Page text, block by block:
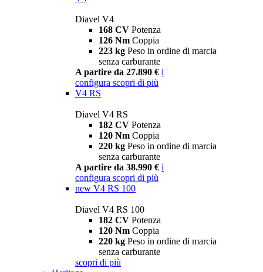
Diavel V4
168 CV Potenza
126 Nm Coppia
223 kg Peso in ordine di marcia
senza carburante
A partire da 27.890 € i
configura scopri di più
V4 RS
Diavel V4 RS
182 CV Potenza
120 Nm Coppia
220 kg Peso in ordine di marcia
senza carburante
A partire da 38.990 € i
configura scopri di più
new V4 RS 100
Diavel V4 RS 100
182 CV Potenza
120 Nm Coppia
220 kg Peso in ordine di marcia
senza carburante
scopri di più